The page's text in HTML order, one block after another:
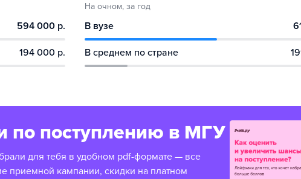
594 000 р.
194 000 р.
На очном, за год
В вузе
В среднем по стране
по поступлению в МГУ
для тебя в удобном pdf-формате — все
приемной кампании, скидки на платном